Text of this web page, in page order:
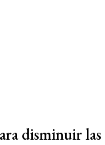
disminuir las